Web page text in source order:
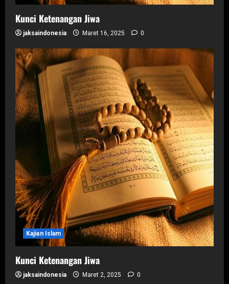
Kunci Ketenangan Jiwa
jaksaindonesia Maret 16, 2025 0
Kajian Islam
Kunci Ketenangan Jiwa
jaksaindonesia Maret 2, 2025 0